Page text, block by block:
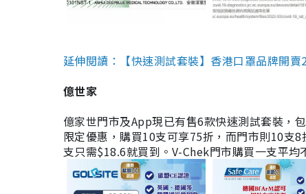
延伸閱讀：【快速測試套裝】香港口罩品牌開
億世家
億家世門市及App現已有售6款快速測試套裝，
限定優惠，購買10支可享75折，而門市則10
支只需$18.6就買到。V-Chek門市購買一支平